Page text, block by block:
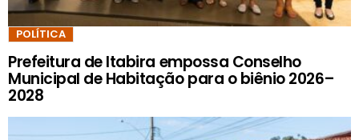
POLÍTICA
Prefeitura de Itabira empossa Conselho
Municipal de Habitação para o biênio 2026–
2028